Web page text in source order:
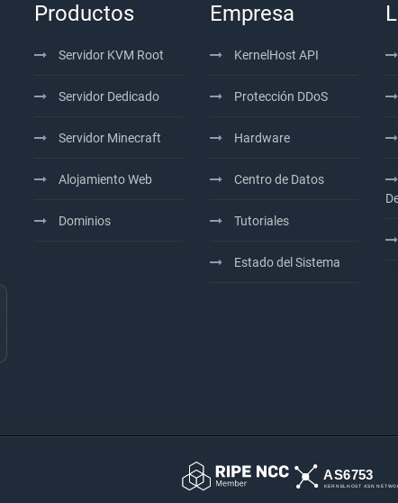
Productos
Servidor KVM Root
Servidor Dedicado
Servidor Minecraft
Alojamiento Web
Dominios
Empresa
KernelHost API
Protección DDoS
Hardware
Centro de Datos
Tutoriales
Estado del Sistema